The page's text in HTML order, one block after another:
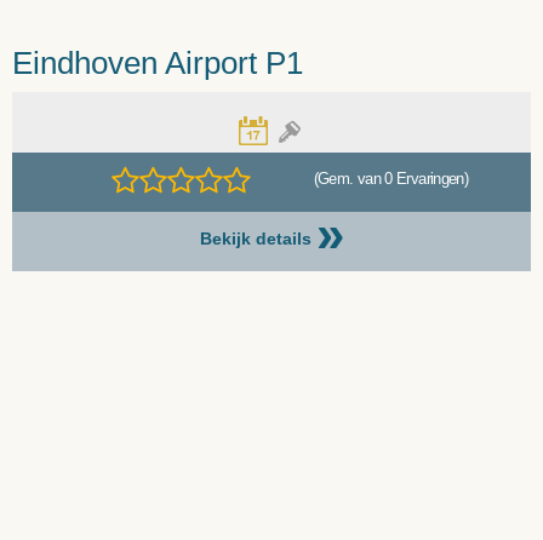
Eindhoven Airport P1
(Gem. van 0 Ervaringen)
Bekijk details »